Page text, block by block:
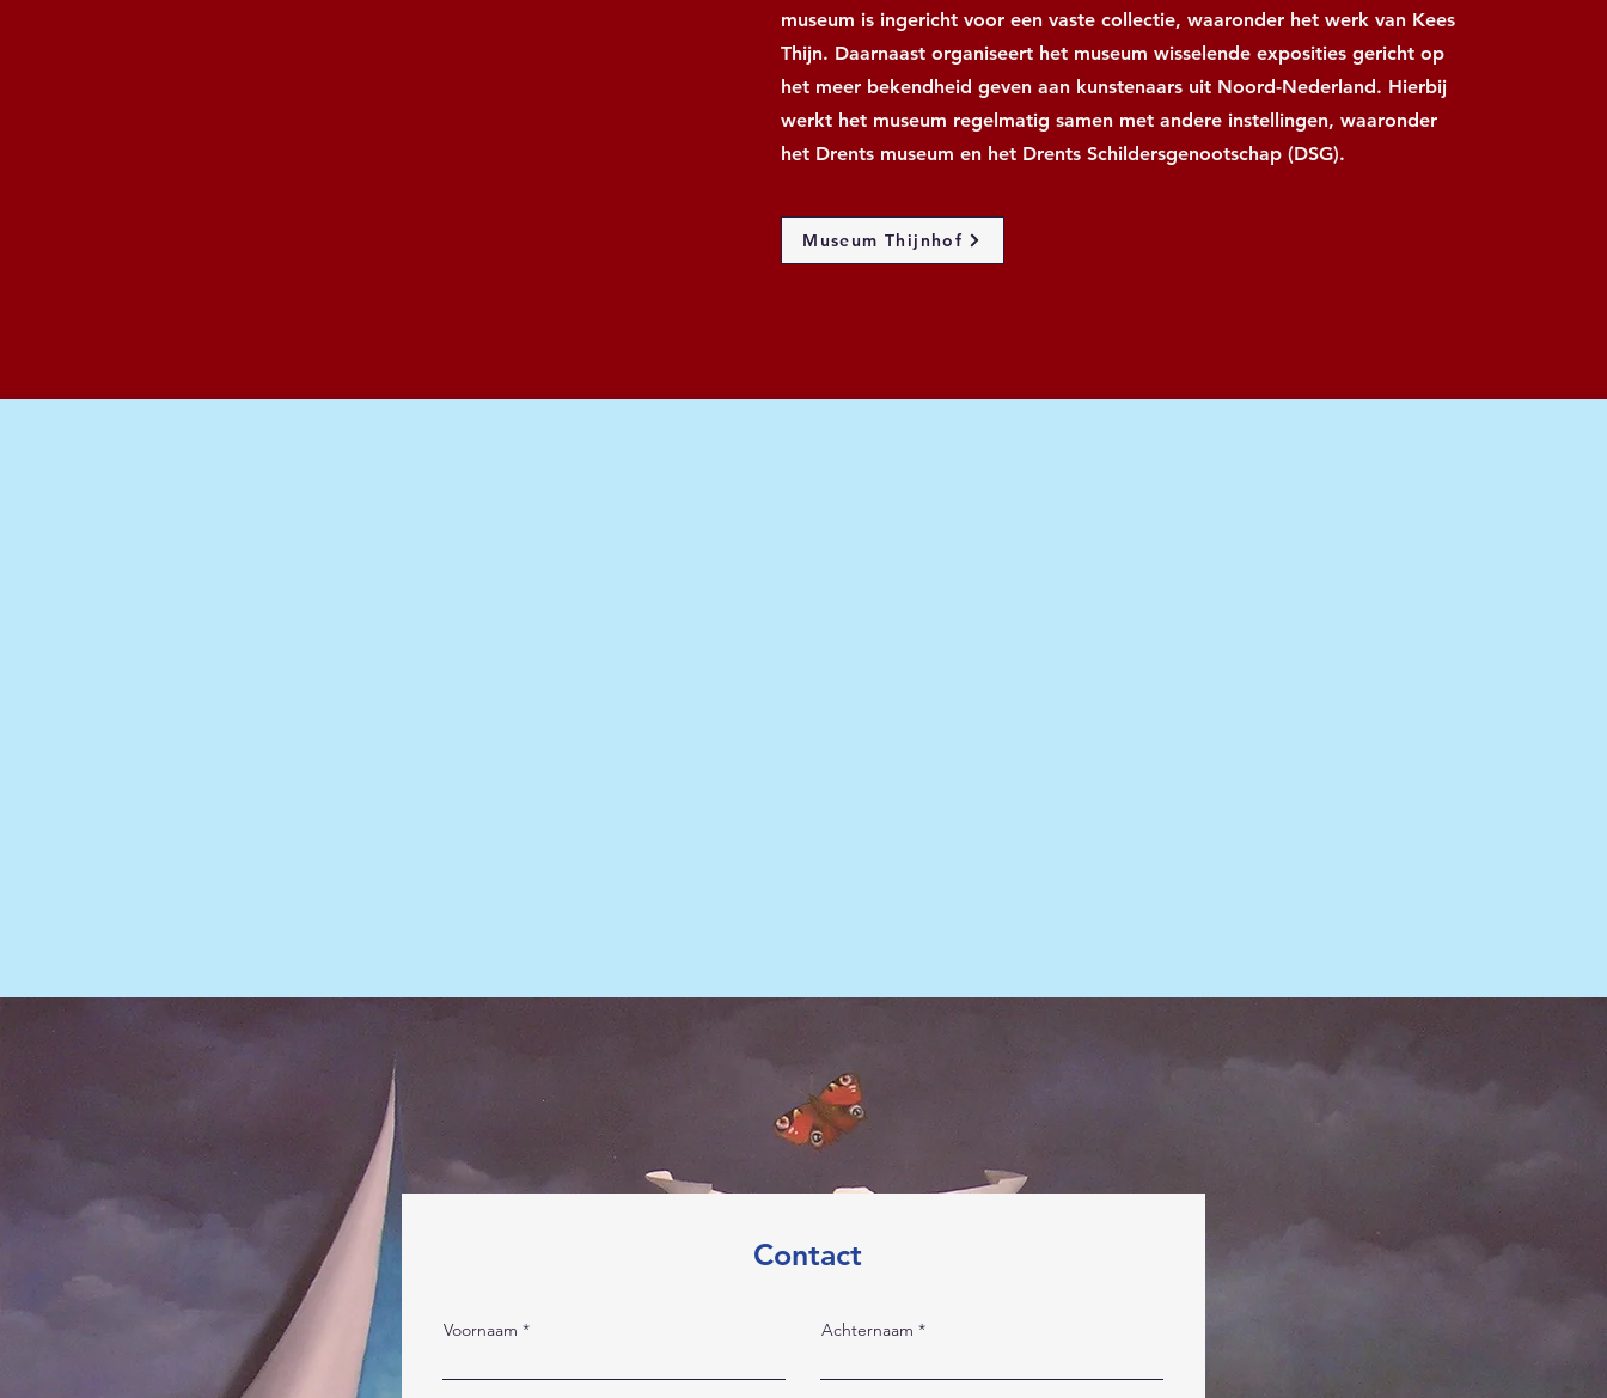
museum is ingericht voor een vaste collectie, waaronder het werk van Kees
Thijn. Daarnaast organiseert het museum wisselende exposities gericht op
het meer bekendheid geven aan kunstenaars uit Noord-Nederland. Hierbij
werkt het museum regelmatig samen met andere instellingen, waaronder
het Drents museum en het Drents Schildersgenootschap (DSG).
Museum Thijnhof
Contact
Voornaam Achternaam